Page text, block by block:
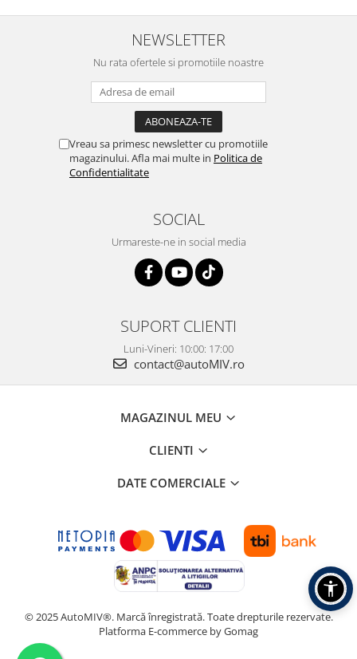
NEWSLETTER
Nu rata ofertele si promotiile noastre
Vreau sa primesc newsletter cu promotiile
magazinului. Afla mai multe in Politica de
Confidentialitate
SOCIAL
Urmareste-ne in social media
SUPORT CLIENTI
Luni-Vineri: 10:00: 17:00
contact@autoMIV.ro
MAGAZINUL MEU
CLIENTI
DATE COMERCIALE
© 2025 AutoMIV®. Marcă înregistrată. Toate drepturile rezervate.
Platforma E-commerce by Gomag